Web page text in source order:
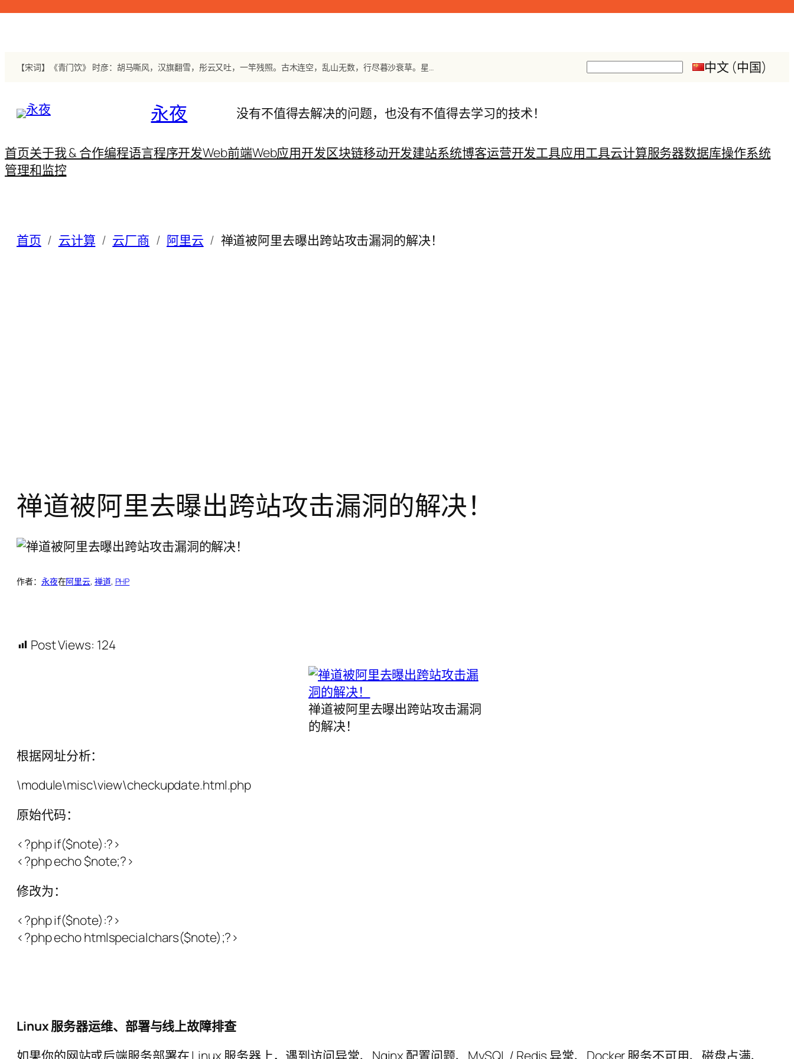
跳
【宋词】《青门饮》 时彦：胡马嘶风，汉旗翻雪，彤云又吐，一竿残照。古木连空，乱山无数，行尽暮沙衰草。星斗横幽馆，夜无眠、灯花空老。雾浓香鸭，
搜
中文 (中国)
永夜 没有不值得去解决的问题，也没有不值得去学习的技术！
首页关于我 & 合作编程语言程序开发Web前端Web应用开发区块链移动开发建站系统博客运营开发工具应用工具云计算服务器数据库操作系统
管理和监控
首页 云计算 云厂商 阿里云 禅道被阿里去曝出跨站攻击漏洞的解决！
禅道被阿里去曝出跨站攻击漏洞的解决！
作者： 永夜在阿里云, 禅道, PHP
Post Views: 124
禅道被阿里去曝出跨站攻击漏洞
的解决！
根据网址分析：
\module\misc\view\checkupdate.html.php
原始代码：
<?php if($note):?>
<?php echo $note;?>
修改为：
<?php if($note):?>
<?php echo htmlspecialchars($note);?>
Linux 服务器运维、部署与线上故障排查
如果你的网站或后端服务部署在 Linux 服务器上，遇到访问异常、Nginx 配置问题、MySQL / Redis 异常、Docker 服务不可用、磁盘占满、